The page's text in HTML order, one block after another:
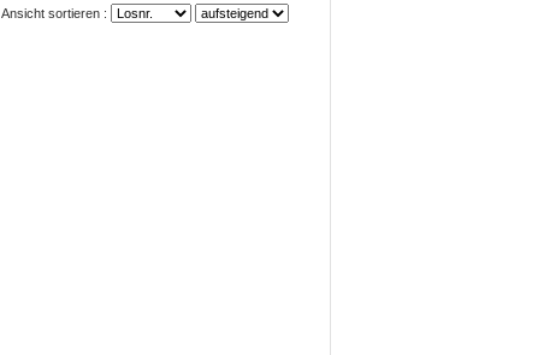
Ansicht sortieren :